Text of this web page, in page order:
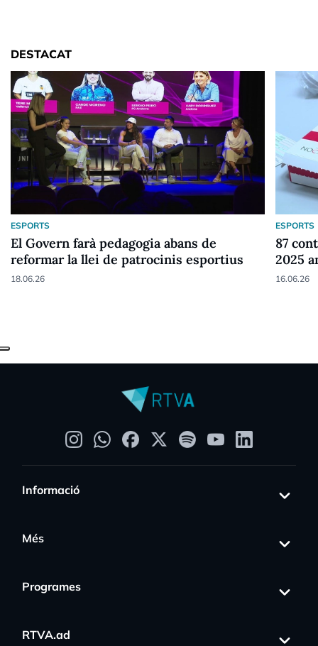
DESTACAT
ESPORTS
El Govern farà pedagogia abans de
reformar la llei de patrocinis esportius
18.06.26
ESPORTS
87
2025
16.06.26
Informació
Més
Programes
RTVA.ad